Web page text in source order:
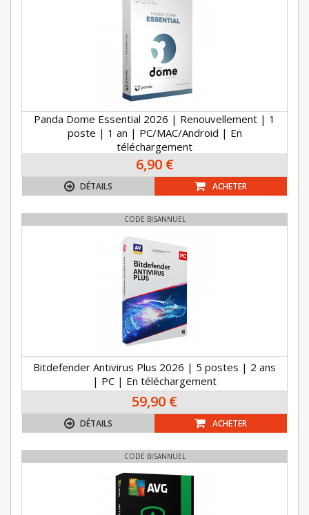
Panda Dome Essential 2026 | Renouvellement | 1
poste | 1 an | PC/MAC/Android | En
téléchargement
6,90 €
DÉTAILS ACHETER
CODE BISANNUEL
Bitdefender Antivirus Plus 2026 | 5 postes | 2 ans
| PC | En téléchargement
59,90 €
DÉTAILS ACHETER
CODE BISANNUEL